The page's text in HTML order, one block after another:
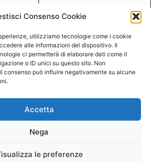
Consenso Cookie
utilizziamo tecnologie come i cookie
alle informazioni del dispositivo. Il
ci permetterà di elaborare dati come il
o ID unici su questo sito. Non
consenso può influire negativamente su alcune
Accetta
Nega
le preferenze